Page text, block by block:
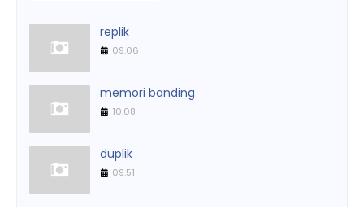
replik
09.06
memori banding
10.08
duplik
09.51